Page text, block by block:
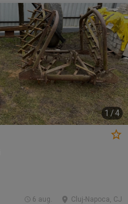
1 /4
Cluj-Napoca, CJ
6 aug.